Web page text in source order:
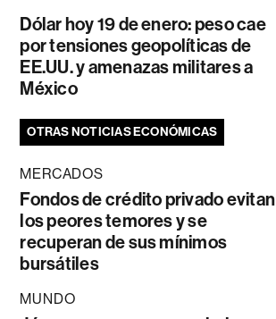
Dólar hoy 19 de enero: peso cae
por tensiones geopolíticas de
EE.UU. y amenazas militares a
México
OTRAS NOTICIAS ECONÓMICAS
MERCADOS
Fondos de crédito privado evitan
los peores temores y se
recuperan de sus mínimos
bursátiles
MUNDO